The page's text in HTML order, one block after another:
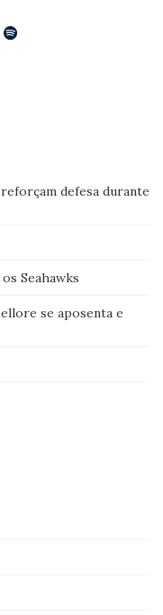
defesa durante
Seahawks
se aposenta e